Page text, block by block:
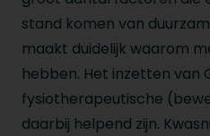
stand komen van
maakt duidelijk waarom
hebben. Het inzetten van
fysiotherapeutische
daarbij helpend zijn.